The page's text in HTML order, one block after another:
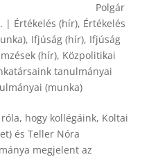
Polgár
| Értékelés (hír), Értékelés
, Ifjúság (hír), Ifjúság
(hír), Közpolitikai
tanulmányai
(munka)
hogy kollégáink, Koltai
és Teller Nóra
megjelent az